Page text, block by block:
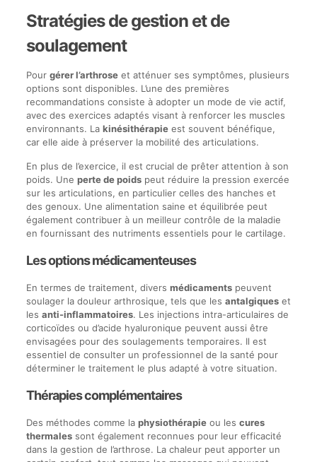
Stratégies de gestion et de
soulagement
Pour gérer l’arthroseet atténuer ses symptômes, plusieurs
options sont disponibles. L’une des premières
recommandations consiste à adopter un mode de vie actif,
avec des exercices adaptés visant à renforcer les muscles
environnants. La kinésithérapieest souvent bénéfique,
car elle aide à préserver la mobilité des articulations.
En plus de l’exercice, il est crucial de prêter attention à son
poids. Une perte de poidspeut réduire la pression exercée
sur les articulations, en particulier celles des hanches et
des genoux. Une alimentation saine et équilibrée peut
également contribuer à un meilleur contrôle de la maladie
en fournissant des nutriments essentiels pour le cartilage.
Les options médicamenteuses
En termes de traitement, divers médicamentspeuvent
soulager la douleur arthrosique, tels que les antalgiqueset
les anti-inflammatoires. Les injections intra-articulaires de
corticoïdes ou d’acide hyaluronique peuvent aussi être
envisagées pour des soulagements temporaires. Il est
essentiel de consulter un professionnel de la santé pour
déterminer le traitement le plus adapté à votre situation.
Thérapies complémentaires
Des méthodes comme la physiothérapieou les cures
thermalessont également reconnues pour leur efficacité
dans la gestion de l’arthrose. La chaleur peut apporter un